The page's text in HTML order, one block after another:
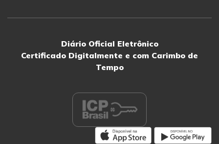
Diário Oficial Eletrônico
Certificado Digitalmente e com Carimbo de
Tempo